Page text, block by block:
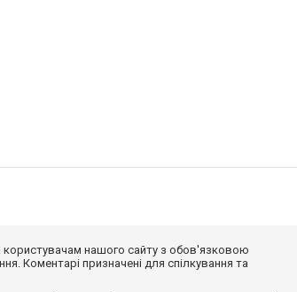
користувачам нашого сайту з обов'язковою
Коментарі призначені для спілкування та